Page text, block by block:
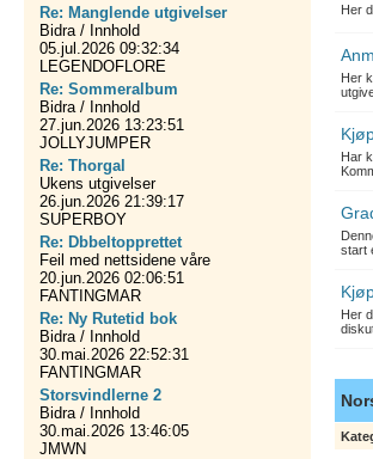
Re: Manglende utgivelser
Bidra / Innhold
05.jul.2026 09:32:34
LEGENDOFLORE
Re: Sommeralbum
Bidra / Innhold
27.jun.2026 13:23:51
JOLLYJUMPER
Re: Thorgal
Ukens utgivelser
26.jun.2026 21:39:17
SUPERBOY
Re: Dbbeltopprettet
Feil med nettsidene våre
20.jun.2026 02:06:51
FANTINGMAR
Re: Ny Rutetid bok
Bidra / Innhold
30.mai.2026 22:52:31
FANTINGMAR
Storsvindlerne 2
Bidra / Innhold
30.mai.2026 13:46:05
JMWN
Her
Her
Har
start
Her